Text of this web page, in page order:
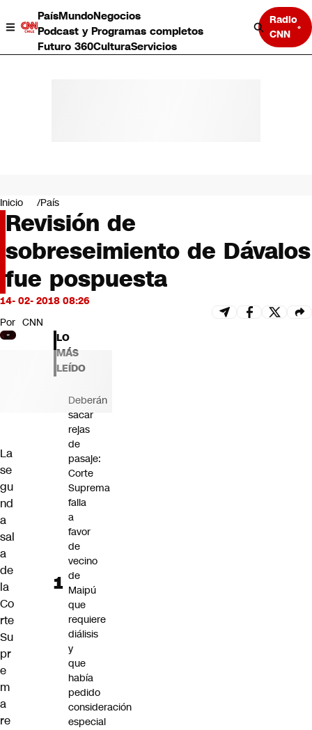
PaísMundoNegocios
Podcast y Programas completos
Futuro 360CulturaServicios
Radio
CNN
Negocios
Deportes
Programas completos
Cultura
Servicios
Bits
CNN Data
CNN tiempo
Futuro 360
Opinión
Inicio País
Revisión de
sobreseimiento de Dávalos
fue pospuesta
14- 02- 2018 08:26
Por CNN
La
se
gu
nd
a
sal
a
de
la
Co
rte
Su
pr
e
m
a
re
LO
MÁS
LEÍDO
Deberán
sacar
rejas
de
pasaje:
Corte
Suprema
falla
a
favor
de
vecino
de
Maipú
que
requiere
diálisis
y
que
había
pedido
consideración
especial